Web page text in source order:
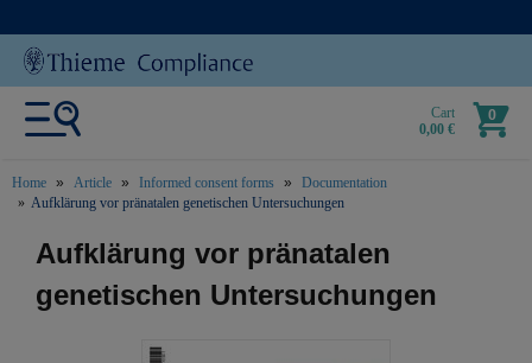
Cart
0,00 €
0
Home Article Informed consent forms
Documentation
Aufklärung vor pränatalen genetischen Untersuchungen
text.skipToContent
text.skipToNavigation
Aufklärung vor pränatalen
genetischen Untersuchungen